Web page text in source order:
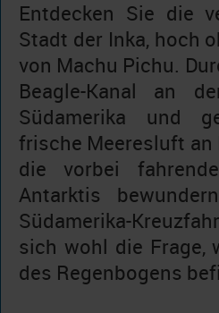
Entdecken Sie die
Stadt der Inka, hoch
von Machu Pichu.
Beagle-Kanal an
Südamerika und
frische Meeresluft an
die vorbei
Antarktis
Südamerika-
sich wohl die Frage,
des Regenbogens